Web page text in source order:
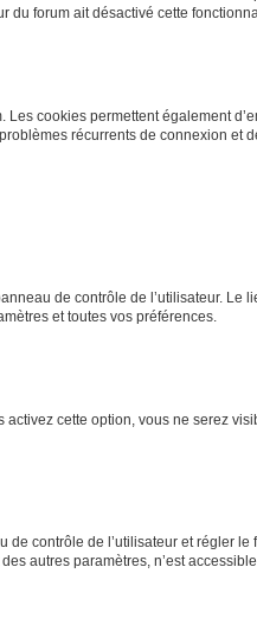
du forum ait désactivé cette
cookies permettent également
récurrents de connexion et
de contrôle de l’utilisateur. Le
et toutes vos préférences.
cette option, vous ne serez
contrôle de l’utilisateur et régler
autres paramètres, n’est